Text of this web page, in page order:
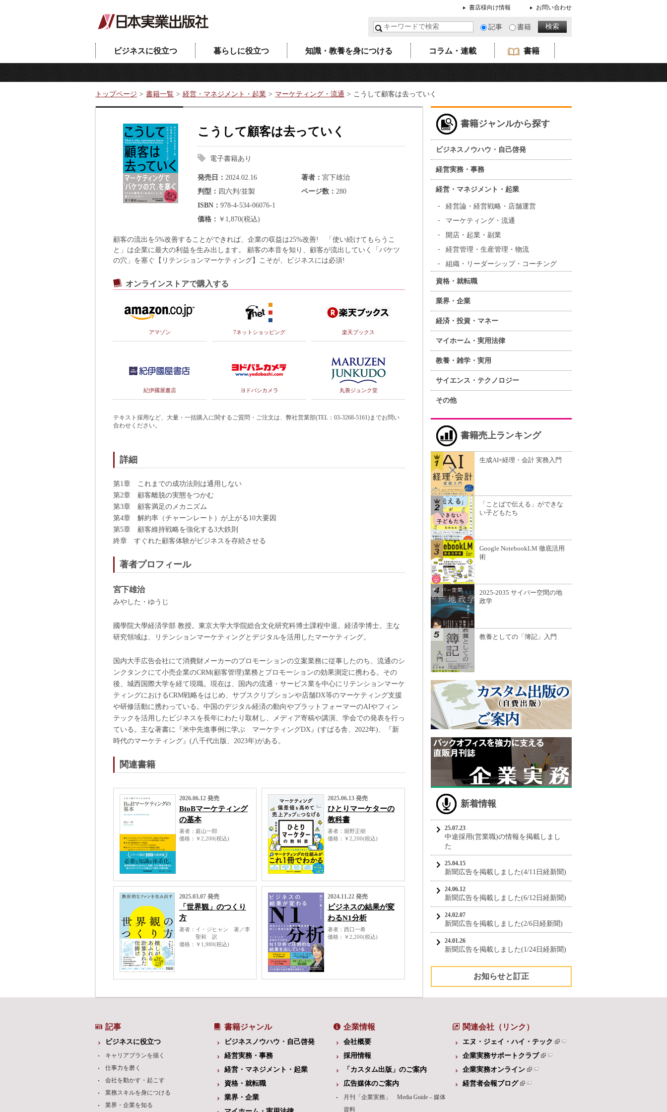
書店様向け情報 お問い合わせ
記事 書籍
ビジネスに役立つ 暮らしに役立つ 知識・教養を身につける コラム・連載 書籍
トップページ 書籍一覧 経営・マネジメント・起業 マーケティング・流通 こうして顧客は去っていく
こうして顧客は去っていく
電子書籍あり
発売日 2024.02.16 著者
宮下雄治
判型
四六判/並製 ページ数
280
ISBN
978-4-534-06076-1
価格
￥1,870(税込)
顧客の流出を5%改善することができれば、企業の収益は25%改善! 「使い続けてもらうこ
と」は企業に最大の利益を生み出します。 顧客の本音を知り、顧客が流出していく「バケツ
の穴」を塞ぐ【リテンションマーケティング】こそが、ビジネスには必須!
オンラインストアで購入する
アマゾン 7ネットショッピング 楽天ブックス
紀伊國屋書店 ヨドバシカメラ 丸善ジュンク堂
テキスト採用など、大量・一括購入に関するご質問・ご注文は、弊社営業部(TEL：03-3268-5161)までお問い
合わせください。
詳細
第1章 これまでの成功法則は通用しない
第2章 顧客離脱の実態をつかむ
第3章 顧客満足のメカニズム
第4章 解約率（チャーンレート）が上がる10大要因
第5章 顧客維持戦略を強化する3大鉄則
終章 すぐれた顧客体験がビジネスを存続させる
著者プロフィール
宮下雄治
みやした・ゆうじ
國學院大學経済学部 教授。東京大学大学院総合文化研究科博士課程中退。経済学博士。主な
研究領域は、リテンションマーケティングとデジタルを活用したマーケティング。
国内大手広告会社にて消費財メーカーのプロモーションの立案業務に従事したのち、流通のシ
ンクタンクにて小売企業のCRM(顧客管理)業務とプロモーションの効果測定に携わる。その
後、城西国際大学を経て現職。現在は、国内の流通・サービス業を中心にリテンションマーケ
ティングにおけるCRM戦略をはじめ、サブスクリプションや店舗DX等のマーケティング支援
や研修活動に携わっている。中国のデジタル経済の動向やプラットフォーマーのAIやフィン
テックを活用したビジネスを長年にわたり取材し、メディア寄稿や講演、学会での発表を行っ
ている。主な著書に『米中先進事例に学ぶ マーケティングDX』(すばる舎、2022年)、『新
時代のマーケティング』(八千代出版、2023年)がある。
関連書籍
2026.06.12 発売
BtoBマーケティング
の基本
著者
庭山一郎
価格
￥2,200(税込)
2025.06.13 発売
ひとりマーケターの
教科書
著者
堀野正樹
価格
￥2,200(税込)
2025.03.07 発売
「世界観」のつくり
方
著者
イ・ジヒャン 著／李
聖和 訳
価格
￥1,980(税込)
2024.11.22 発売
ビジネスの結果が変
わるN1分析
著者
西口一希
価格
￥2,200(税込)
書籍ジャンルから探す
ビジネスノウハウ・自己啓発
経営実務・事務
経営・マネジメント・起業
経営論・経営戦略・店舗運営
マーケティング・流通
開店・起業・副業
経営管理・生産管理・物流
組織・リーダーシップ・コーチング
資格・就転職
業界・企業
経済・投資・マネー
マイホーム・実用法律
教養・雑学・実用
サイエンス・テクノロジー
その他
書籍売上ランキング
生成AI×経理・会計 実務入門
「ことばで伝える」ができな
い子どもたち
Google NotebookLM 徹底活用
術
2025-2035 サイバー空間の地
政学
教養としての「簿記」入門
新着情報
25.07.23
中途採用(営業職)の情報を掲載しまし
た
25.04.15
新聞広告を掲載しました(4/11日経新聞)
24.06.12
新聞広告を掲載しました(6/12日経新聞)
24.02.07
新聞広告を掲載しました(2/6日経新聞)
24.01.26
新聞広告を掲載しました(1/24日経新聞)
お知らせと訂正
記事
ビジネスに役立つ
キャリアプランを描く
仕事力を磨く
会社を動かす・起こす
業務スキルを身につける
業界・企業を知る
書籍ジャンル
ビジネスノウハウ・自己啓発
経営実務・事務
経営・マネジメント・起業
資格・就転職
業界・企業
企業情報
会社概要
採用情報
「カスタム出版」のご案内
広告媒体のご案内
月刊「企業実務」 Media Guide – 媒体
資料
関連会社（リンク）
エヌ・ジェイ・ハイ・テック
企業実務サポートクラブ
企業実務オンライン
経営者会報ブログ